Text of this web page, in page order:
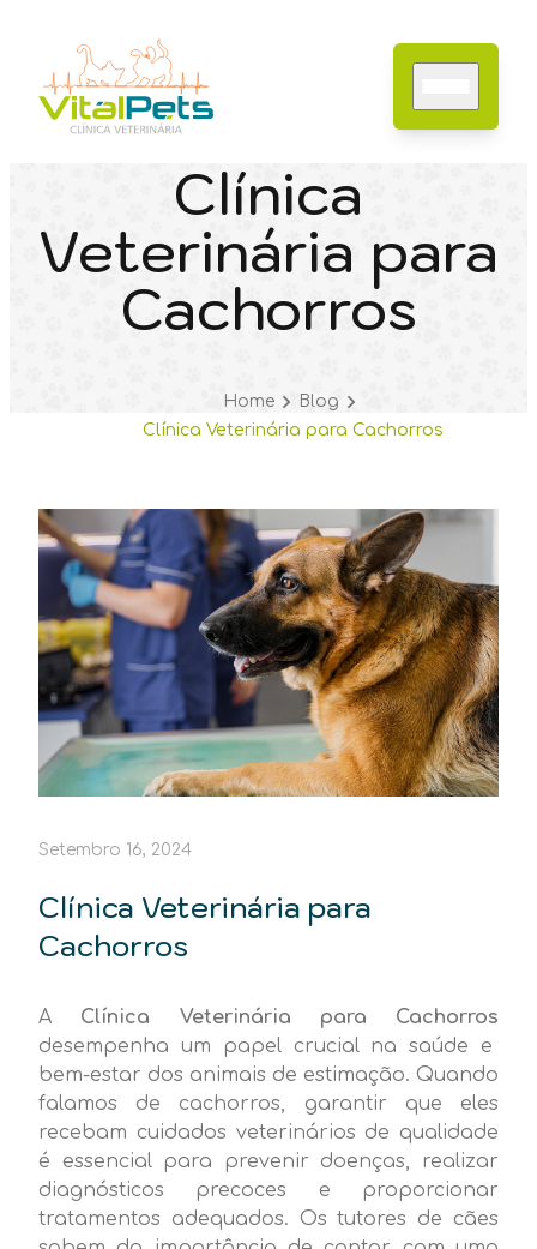
Home
Sobre nós
Especialidades
Serviços
Clínica
Veterinária para
Cachorros
Home
Blog
Clínica Veterinária para Cachorros
Setembro 16, 2024
Clínica Veterinária para
Cachorros
A Clínica Veterinária para Cachorros
desempenha um papel crucial na saúde e
bem-estar dos animais de estimação. Quando
falamos de cachorros, garantir que eles
recebam cuidados veterinários de qualidade
é essencial para prevenir doenças, realizar
diagnósticos precoces e proporcionar
tratamentos adequados. Os tutores de cães